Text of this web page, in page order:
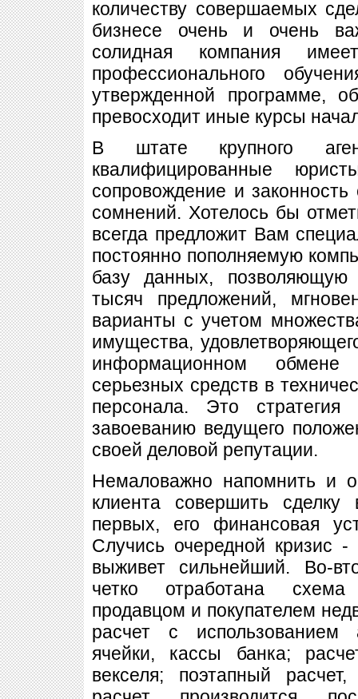
количеству совершаемых
бизнесе очень и очень
солидная компания
профессионального
утвержденной программе,
превосходит иные курсы
В штате крупного
квалифицированные
сопровождение и
сомнений. Хотелось бы
всегда предложит Вам
постоянно пополняемую
базу данных, позволяющую
тысяч предложений,
варианты с учетом
имущества,
информационном обмене
серьезных средств в
персонала. Это стратегия
завоеванию ведущего
своей деловой репутации.
Немаловажно напомнить и
клиента совершить
первых, его финансовая
Случись очередной кризис
выживет сильнейший. Во-
четко отработана
продавцом и покупателем
расчет с использованием
ячейки, кассы банка;
векселя; поэтапный